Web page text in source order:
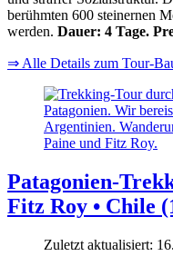
berühmten 600 steinernen
werden. Dauer: 4 Tage.
⇒ Alle Details zum Tour-
Patagonien-
Fitz Roy • Chile
Zuletzt aktualisiert: